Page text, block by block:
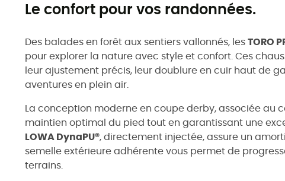
Le confort pour vos randonnées.
Des balades en forêt aux sentiers vallonnés, les TORO
pour explorer la nature avec style et confort. Ces
leur ajustement précis, leur doublure en cuir haut de
aventures en plein air.
La conception moderne en coupe derby, associée au
maintien optimal du pied tout en garantissant une
LOWA DynaPU®, directement injectée, assure un
semelle extérieure adhérente vous permet de
terrains.